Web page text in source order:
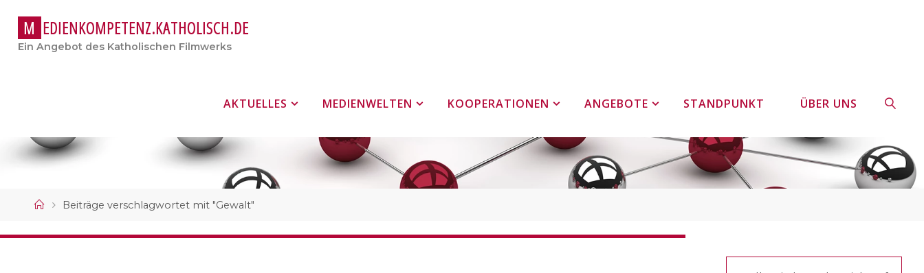
M EDIENKOMPETENZ.KATHOLISCH.DE
Ein Angebot des Katholischen Filmwerks
springen
AKTUELLES MEDIENWELTEN KOOPERATIONEN ANGEBOTE STANDPUNKT ÜBER UNS
StartBeiträge verschlagwortet mit "Gewalt"